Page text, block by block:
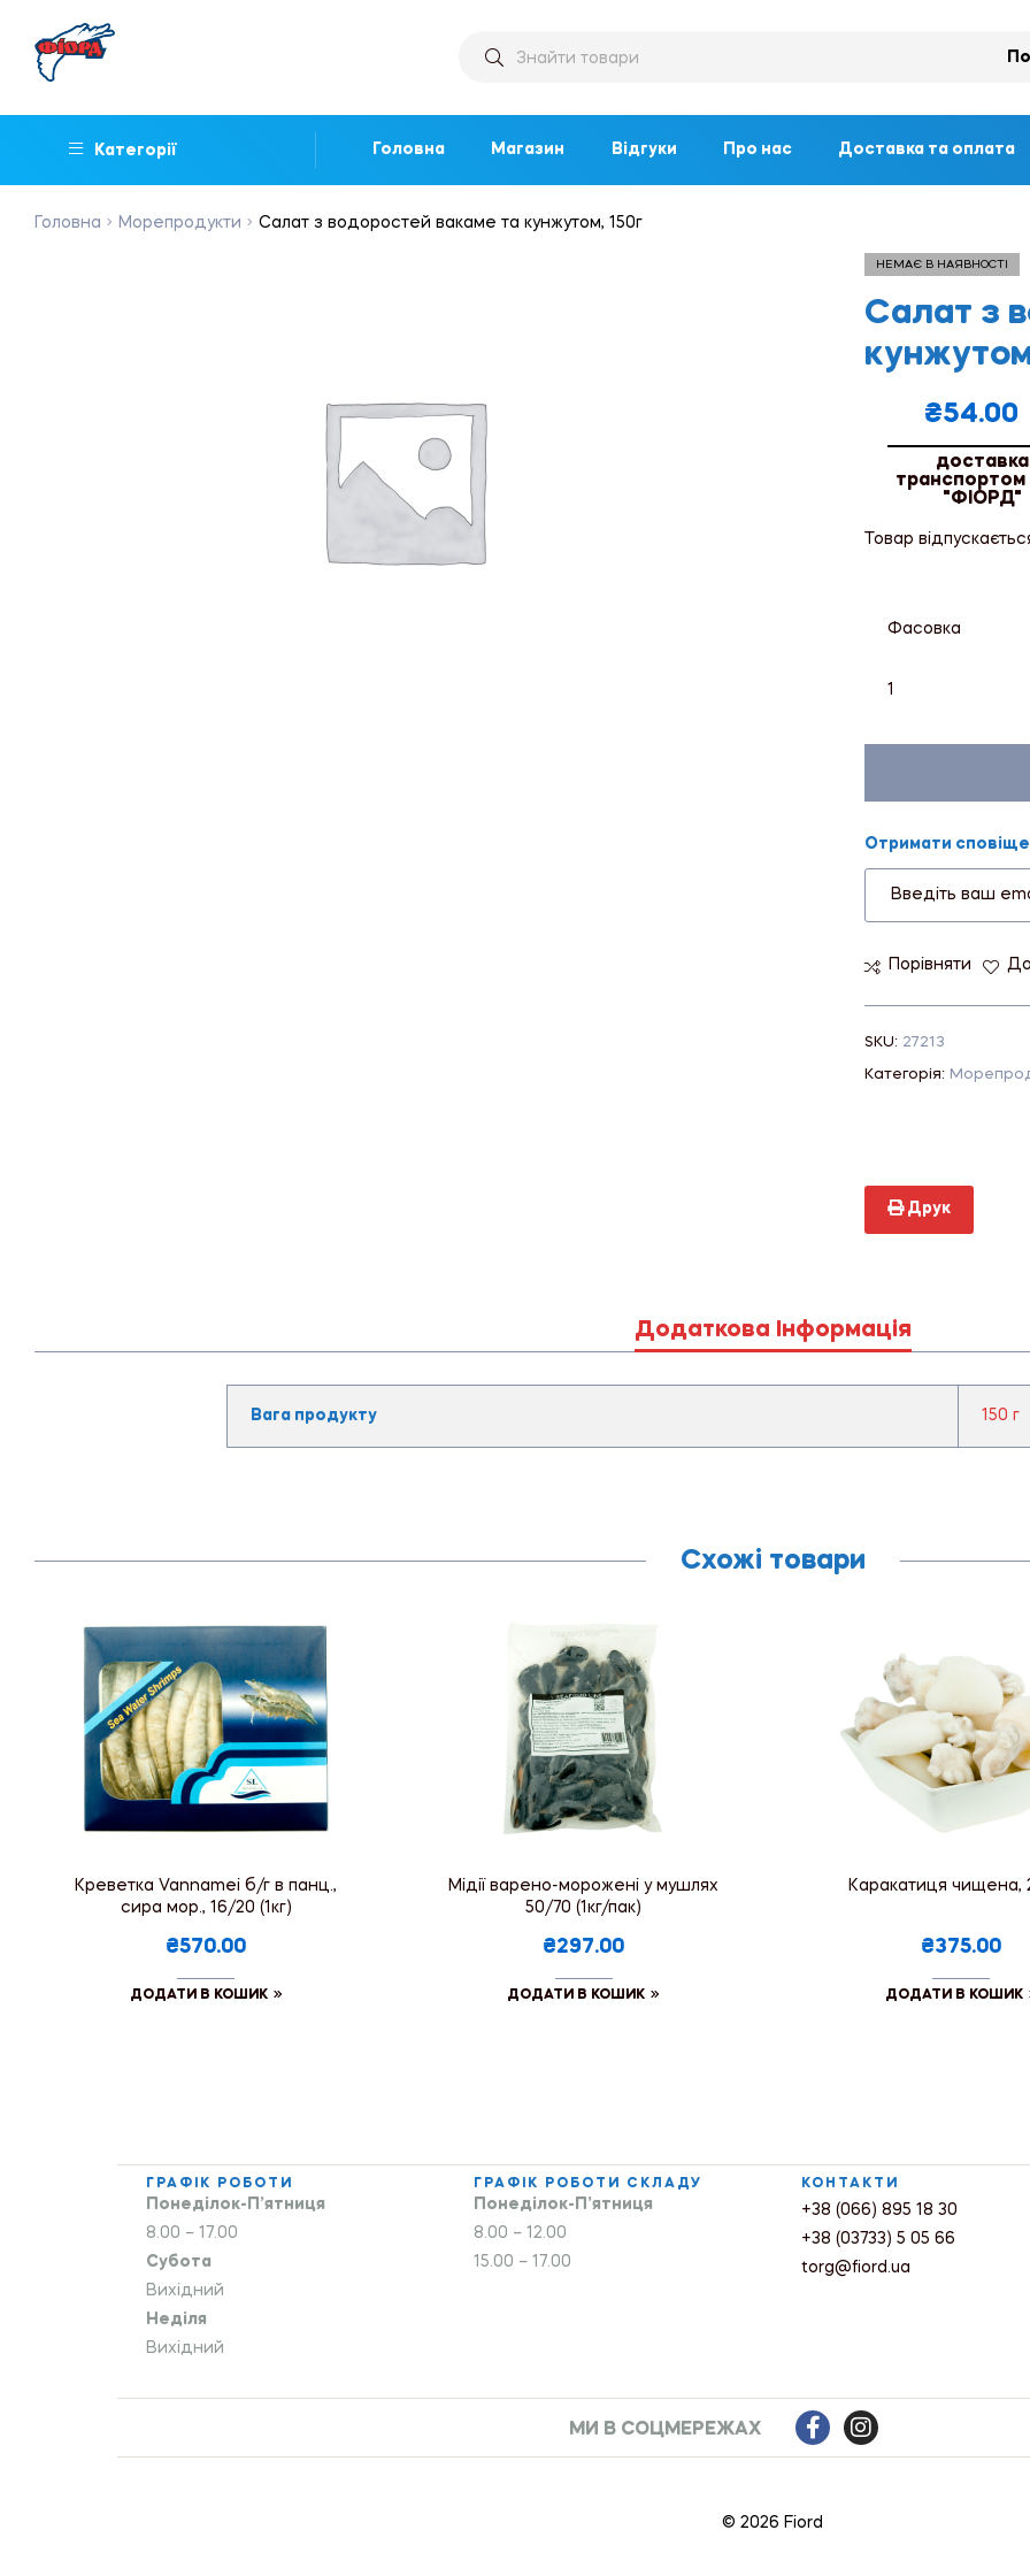
Категорії Головна Магазин Відгуки Про нас Доставка та оплата
Головна Морепродукти Салат з водоростей вакаме та кунжутом, 150г
НЕМАЄ В НАЯВНОСТІ
Салат з
₴54.00
доставка
"ФІОРД"
Товар
Фасовка
1
Отримати
Порівняти
SKU: 27213
Категорія:
Друк
Додаткова Інформація
Вага продукту 150 г
Схожі товари
Креветка Vannamei б/г в панц.,
сира мор., 16/20 (1кг)
₴570.00
ДОДАТИ В КОШИК
Мідії варено-морожені у мушлях
50/70 (1кг/пак)
₴297.00
ДОДАТИ В КОШИК
Каракатиця чищена,
₴375.00
ДОДАТИ В КОШИК
ГРАФІК РОБОТИ
Понеділок-П’ятниця
8.00 – 17.00
Субота
Вихідний
Неділя
Вихідний
ГРАФІК РОБОТИ СКЛАДУ
Понеділок-П’ятниця
8.00 – 12.00
15.00 – 17.00
КОНТАКТИ
+38 (066) 895 18 30
+38 (03733) 5 05 66
torg@fiord.ua
МИ В СОЦМЕРЕЖАХ
© 2026 Fiord